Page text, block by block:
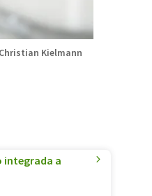
Kielmann
integrada a